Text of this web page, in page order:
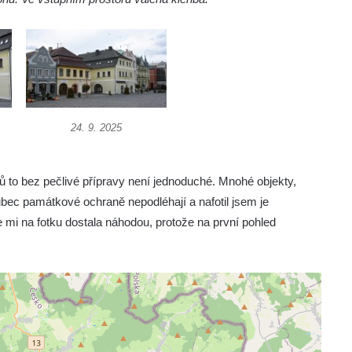
24. 9. 2025
bez pečlivé přípravy není jednoduché. Mnohé objekty,
památkové ochraně nepodléhají a nafotil jsem je
na fotku dostala náhodou, protože na první pohled